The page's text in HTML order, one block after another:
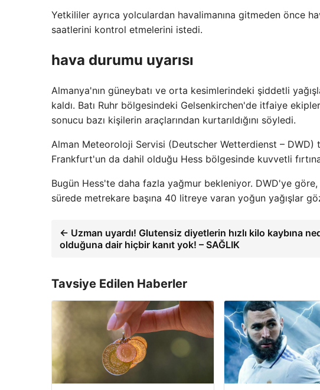
Yetkililer ayrıca yolculardan havalimanına gitmeden önce
saatlerini kontrol etmelerini istedi.
hava durumu uyarısı
Almanya'nın güneybatı ve orta kesimlerindeki şiddetli
kaldı. Batı Ruhr bölgesindeki Gelsenkirchen'de itfaiye
sonucu bazı kişilerin araçlarından kurtarıldığını söyledi.
Alman Meteoroloji Servisi (Deutscher Wetterdienst – DWD)
Frankfurt'un da dahil olduğu Hess bölgesinde kuvvetli
Bugün Hess'te daha fazla yağmur bekleniyor. DWD'ye göre,
sürede metrekare başına 40 litreye varan yoğun yağışlar
← Uzman uyardı! Glutensiz diyetlerin hızlı kilo kaybına
olduğuna dair hiçbir kanıt yok! – SAĞLIK
Tavsiye Edilen Haberler